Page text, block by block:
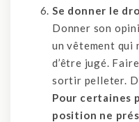
Se donner le
Donner son
un vêtement qui
d’être jugé.
sortir pelleter.
Pour certaines
position ne